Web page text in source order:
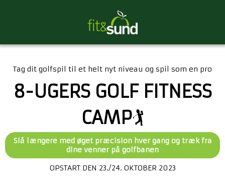
Tag dit golfspil til et helt nyt niveau og spil som en pro
8-UGERS GOLF FITNESS
CAMP🏌️
Slå længere med øget præcision hver gang og træk fra
dine venner på golfbanen
OPSTART DEN 23./24. OKTOBER 2023